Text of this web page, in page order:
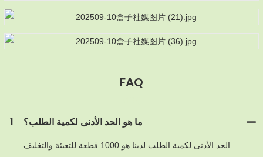
FAQ
1 ما هو الحد الأدنى لكمية الطلب؟
الحد الأدنى لكمية الطلب لدينا هو 1000 قطعة للتعبئة والتغليف